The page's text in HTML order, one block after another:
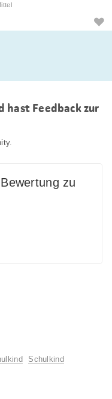
hast Feedback zur
zu
Schulkind